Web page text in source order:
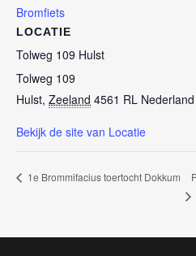
Bromfiets
LOCATIE
Tolweg 109 Hulst
Tolweg 109
Hulst, Zeeland 4561 RL Nederland
Bekijk de site van Locatie
1e Brommifacius toertocht Dokkum